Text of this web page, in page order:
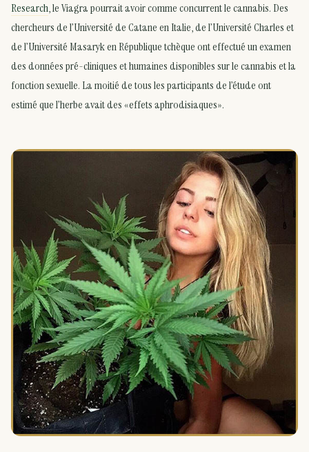
Research, le Viagra pourrait avoir comme concurrent le cannabis. Des
chercheurs de l’Université de Catane en Italie, de l’Université Charles et
de l’Université Masaryk en République tchèque ont effectué un examen
des données pré-cliniques et humaines disponibles sur le cannabis et la
fonction sexuelle. La moitié de tous les participants de l’étude ont
estimé que l’herbe avait des «effets aphrodisiaques».